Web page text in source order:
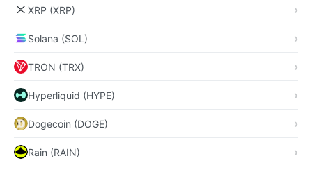
XRP (XRP)
Solana (SOL)
TRON (TRX)
Hyperliquid (HYPE)
Dogecoin (DOGE)
Rain (RAIN)